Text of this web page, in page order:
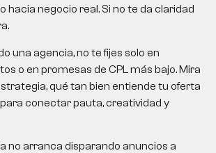
hacia negocio real. Si no te da claridad
una agencia, no te fijes solo en
o en promesas de CPL más bajo. Mira
qué tan bien entiende tu oferta
conectar pauta, creatividad y
no arranca disparando anuncios a